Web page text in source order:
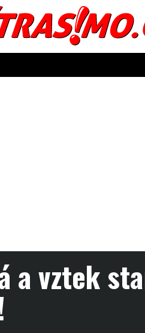
a vztek